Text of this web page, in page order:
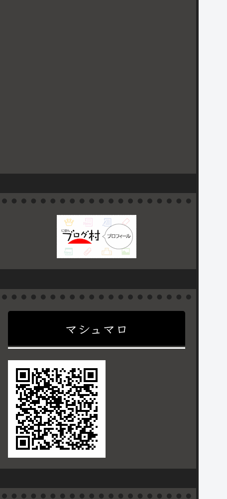
マシュマロ